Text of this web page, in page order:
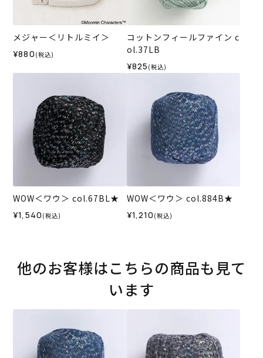
メジャー＜リトルミイ＞
¥880 (税込)
コットンフィールファイン c
ol.37LB
¥825 (税込)
WOW＜ワウ＞ col.67BL★
¥1,540 (税込)
WOW＜ワウ＞ col.884B★
¥1,210 (税込)
他のお客様はこちらの商品も見て
います